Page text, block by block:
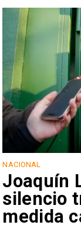
NACIONAL
Joaquín
silencio
medida